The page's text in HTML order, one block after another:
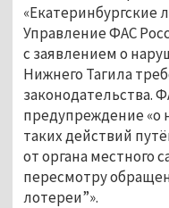
«Екатеринбургские
Управление ФАС
с заявлением о
Нижнего Тагила
законодательства.
предупреждение «о
таких действий
от органа местного
пересмотру
лотереи”».